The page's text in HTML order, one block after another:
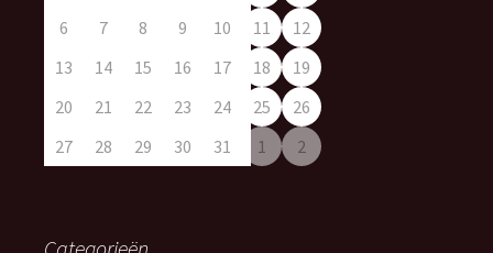
6
7 8 9 10 11
12
13
14 15 16 17 18
19
20
21 22 23 24 25
26
27
28 29 30 31 1 2